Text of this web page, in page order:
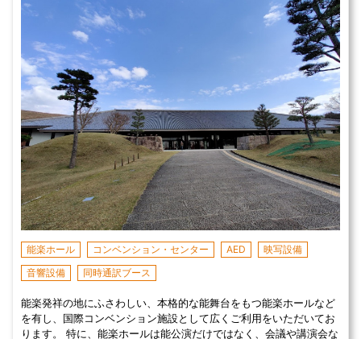
能楽ホール コンベンション・センター AED
映写設備
音響設備
同時通訳ブース
能楽発祥の地にふさわしい、本格的な能舞台をもつ能楽ホールなど
を有し、国際コンベンション施設として広くご利用をいただいてお
ります。 特に、能楽ホールは能公演だけではなく、会議や講演会な